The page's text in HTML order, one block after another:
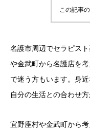
この記事
名護市周辺でセラピス
や金武町から名護店を
で迷う方もいます。身
自分の生活との合わせ
宜野座村や金武町から